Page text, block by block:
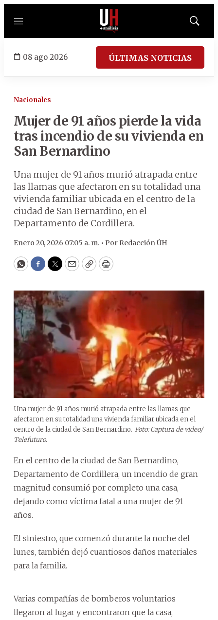
Menú
Mostrar
08 ago 2026 ÚLTIMAS NOTICIAS
Nacionales
Mujer de 91 años pierde la vida
tras incendio de su vivienda en
San Bernardino
Una mujer de 91 años murió atrapada entre
las llamas que afectaron en su totalidad una
vivienda familiar ubicada en el centro de la
ciudad de San Bernardino, en el
Departamento de Cordillera.
Enero 20, 2026 07:05 a. m. • Por Redacción ÚH
WhatsApp
Facebook
Twitter
EmailCopyPrint
Una mujer de 91 años murió atrapada entre las llamas que
afectaron en su totalidad una vivienda familiar ubicada en el
centro de la ciudad de San Bernardino. Foto: Captura de video/
Telefuturo.
En el centro de la ciudad de San Bernardino,
Departamento de Cordillera, un incendio de gran
magnitud consumió por completo una casa,
dejando como víctima fatal a una mujer de 91
años.
El siniestro, que comenzó durante la noche del
lunes, también dejó cuantiosos daños materiales
para la familia.
Varias compañías de bomberos voluntarios
llegaron al lugar y encontraron que la casa,